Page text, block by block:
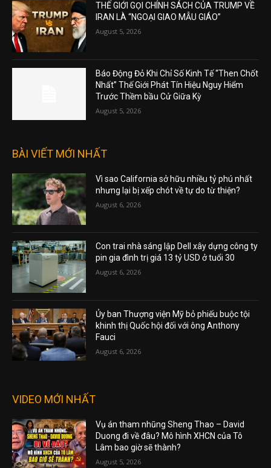
THẾ GIỚI GỌI CHÍNH SÁCH CỦA TRUMP VỀ
IRAN LÀ “NGOẠI GIAO MẪU GIÁO”
August 5, 2026
Báo Động Đỏ Khi Chỉ Số Kinh Tế “Then Chốt
Nhất” Thế Giới Phát Tín Hiệu Nguy Hiểm
Trước Thềm bầu Cử Giữa Kỳ
August 5, 2026
BÀI VIẾT MỚI NHẤT
Vì sao California sở hữu nhiều tỷ phú nhất
nhưng lại bị xếp chót về tự do từ thiện?
August 6, 2026
Con trai nhà sáng lập Dell xây dựng công ty
pin gia đình trị giá 13 tỷ USD ở tuổi 30
August 6, 2026
Ủy ban Thượng viện Mỹ bỏ phiếu buộc tội
khinh thị Quốc hội đối với ông Anthony
Fauci
August 6, 2026
VIDEO MỚI NHẤT
Vụ án tham nhũng Sheng Thao – David
Duong đi về đâu? Mô hình XHCN của Tô
Lâm bao giờ sẽ thành?
August 5, 2026